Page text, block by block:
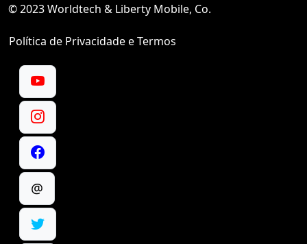
© 2023 Worldtech & Liberty Mobile, Co.
Política de Privacidade e Termos
@